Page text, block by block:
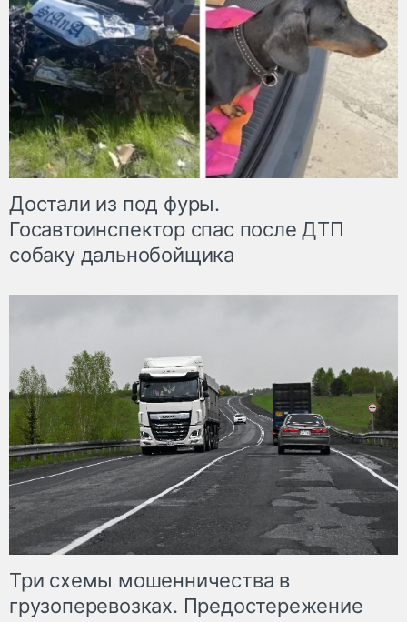
Достали из под фуры.
Госавтоинспектор спас после ДТП
собаку дальнобойщика
Три схемы мошенничества в
грузоперевозках. Предостережение